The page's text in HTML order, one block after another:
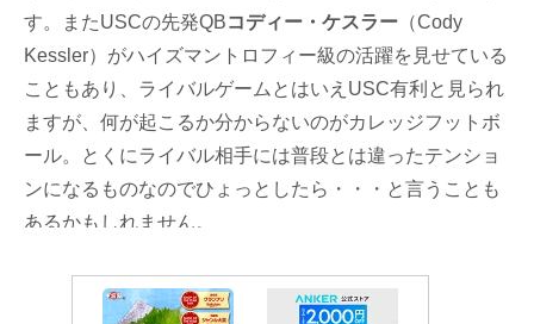
す。またUSCの先発QBコディー・ケスラー （Cody
Kessler）がハイズマントロフィー級の活躍を見せている
こともあり、ライバルゲームとはいえUSC有利と見られ
ますが、何が起こるか分からないのがカレッジフットボ
ール。とくにライバル相手には普段とは違ったテンショ
ンになるものなのでひょっとしたら・・・と言うことも
あるかもしれません。